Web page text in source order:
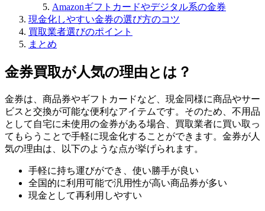
Amazonギフトカードやデジタル系の金券
現金化しやすい金券の選び方のコツ
買取業者選びのポイント
まとめ
金券買取が人気の理由とは？
金券は、商品券やギフトカードなど、現金同様に商品やサー
ビスと交換が可能な便利なアイテムです。そのため、不用品
として自宅に未使用の金券がある場合、買取業者に買い取っ
てもらうことで手軽に現金化することができます。金券が人
気の理由は、以下のような点が挙げられます。
手軽に持ち運びができ、使い勝手が良い
全国的に利用可能で汎用性が高い商品券が多い
現金として再利用しやすい